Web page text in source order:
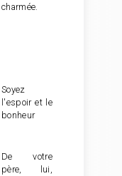
charmée.
Soyez
l'espoir et le
bonheur
De votre
père, lui,